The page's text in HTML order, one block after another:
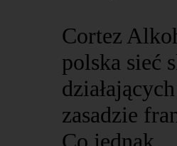
Cortez
polska sieć
zasadzie
Co jednak